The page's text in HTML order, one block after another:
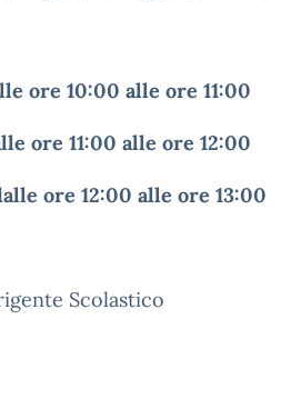
ore 10:00 alle ore 11:00
ore 11:00 alle ore 12:00
ore 12:00 alle ore 13:00
Scolastico